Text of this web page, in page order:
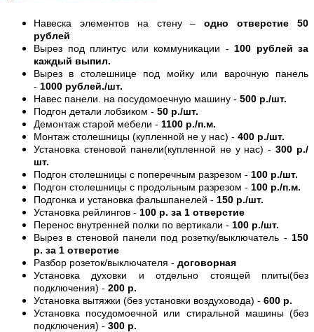
Навеска элементов на стену –одно отверстие 50
рублей
Вырез под плинтус или коммуникации - 100 рублей за
каждый выпил.
Вырез в столешнице под мойку или варочную панель
- 1000 рублей./шт.
Навес панели. на посудомоечную машину - 500 р./шт.
Подгон детали лобзиком - 50 р./шт.
Демонтаж старой мебели - 1100 р./п.м.
Монтаж столешницы (купленной не у нас) - 400 р./шт.
Установка стеновой панели(купленной не у нас) -300 р./
шт.
Подгон столешницы с поперечным разрезом - 100 р./шт.
Подгон столешницы с продольным разрезом - 100 р./п.м.
Подгонка и установка фальшпанелей - 150 р./шт.
Установка рейлингов - 100 р. за 1 отверстие
Перенос внутренней полки по вертикали - 100 р./шт.
Вырез в стеновой панели под розетку/выключатель - 150
р. за 1 отверстие
Разбор розеток/выключателя - договорная
Установка духовки и отдельно стоящей плиты(без
подключения) - 200 р.
Установка вытяжки (без установки воздуховода) - 600 р.
Установка посудомоечной или стиральной машины (без
подключения) - 300 р.